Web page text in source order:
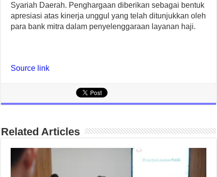
Syariah Daerah. Penghargaan diberikan sebagai bentuk
apresiasi atas kinerja unggul yang telah ditunjukkan oleh
para bank mitra dalam penyelenggaraan layanan haji.
Source link
Related Articles